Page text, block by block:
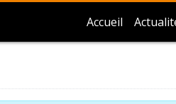
Accueil